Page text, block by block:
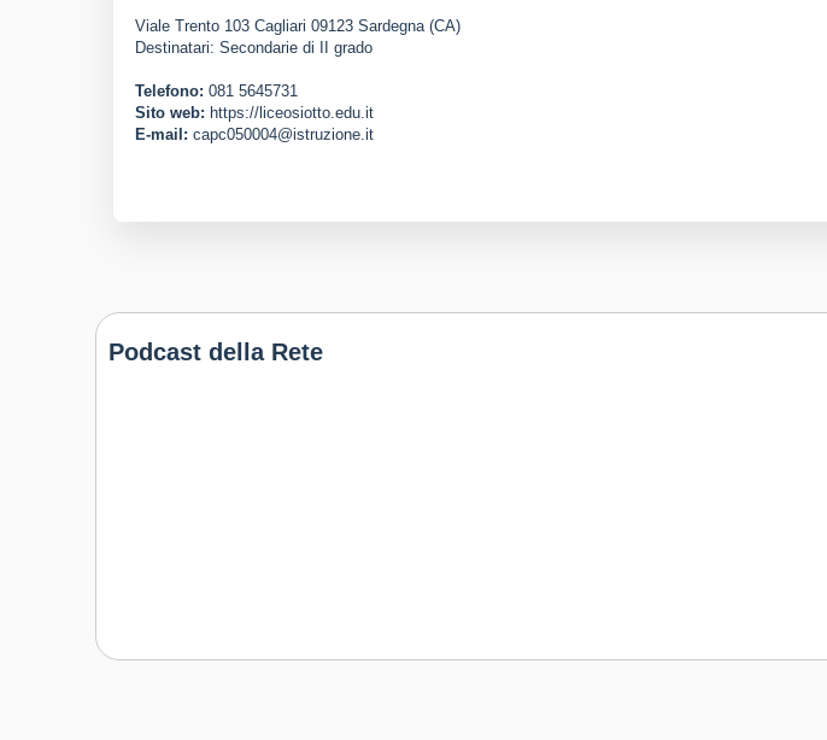
Viale Trento 103 Cagliari 09123 Sardegna (CA)
Destinatari: Secondarie di II grado
Telefono: 081 5645731
Sito web: https://liceosiotto.edu.it
E-mail: capc050004@istruzione.it
Podcast della Rete